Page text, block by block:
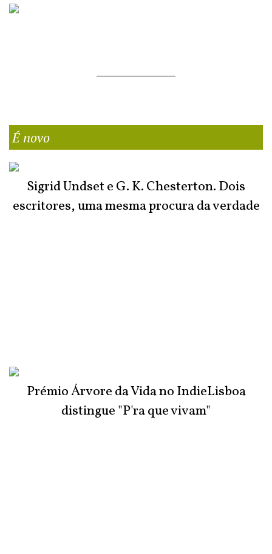
É novo
Sigrid Undset e G. K. Chesterton. Dois
escritores, uma mesma procura da verdade
Prémio Árvore da Vida no IndieLisboa
distingue "P'ra que vivam"